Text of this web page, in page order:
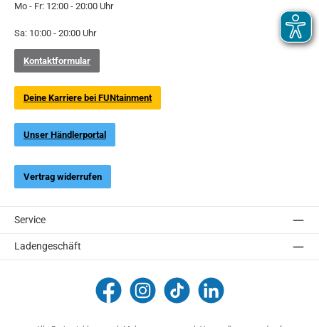
Mo - Fr: 12:00 - 20:00 Uhr
Sa: 10:00 - 20:00 Uhr
Kontaktformular
Deine Karriere bei FUNtainment
Unser Händlerportal
Vertrag widerrufen
Service
Ladengeschäft
FUNtainment Munich
funtainment_mucfuntainment_mucFUNtainment GmbH